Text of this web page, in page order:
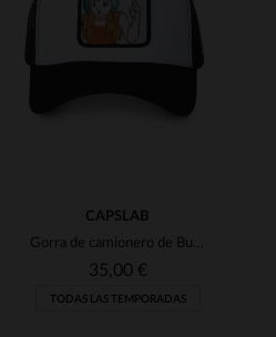
TU
CAPSLAB
Gorra de camionero de Bulma DBZ
35,00 €
TODAS LAS TEMPORADAS